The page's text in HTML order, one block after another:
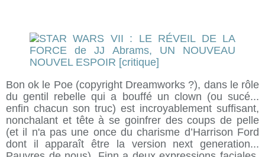
Bon ok le Poe (copyright Dreamworks ?), dans le rôle
du gentil rebelle qui a bouffé un clown (ou sucé...
enfin chacun son truc) est incroyablement suffisant,
nonchalant et tête à se goinfrer des coups de pelle
(et il n'a pas une once du charisme d’Harrison Ford
dont il apparaît être la version next generation...